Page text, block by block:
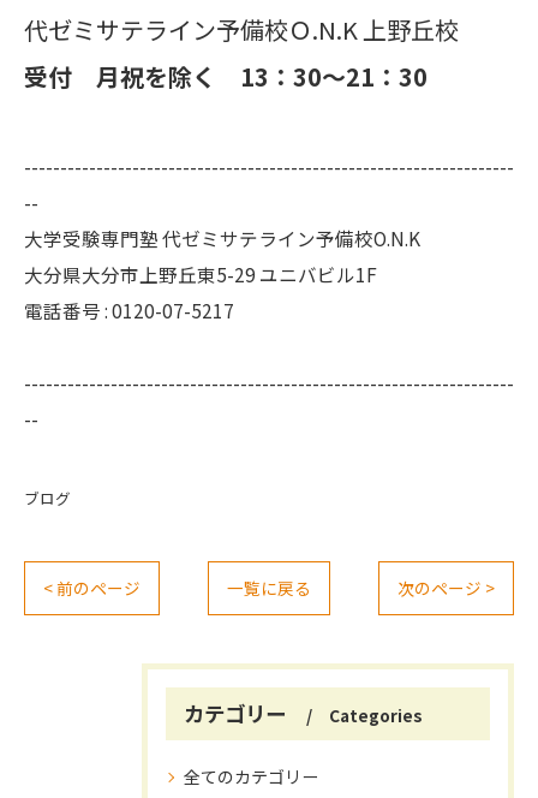
代ゼミサテライン予備校Ｏ.N.K 上野丘校
受付 月祝を除く 13：30～21：30
--------------------------------------------------------------------
--
大学受験専門塾 代ゼミサテライン予備校O.N.K
大分県大分市上野丘東5-29 ユニバビル1F
電話番号 : 0120-07-5217
--------------------------------------------------------------------
--
ブログ
< 前のページ 一覧に戻る 次のページ >
カテゴリー Categories
全てのカテゴリー